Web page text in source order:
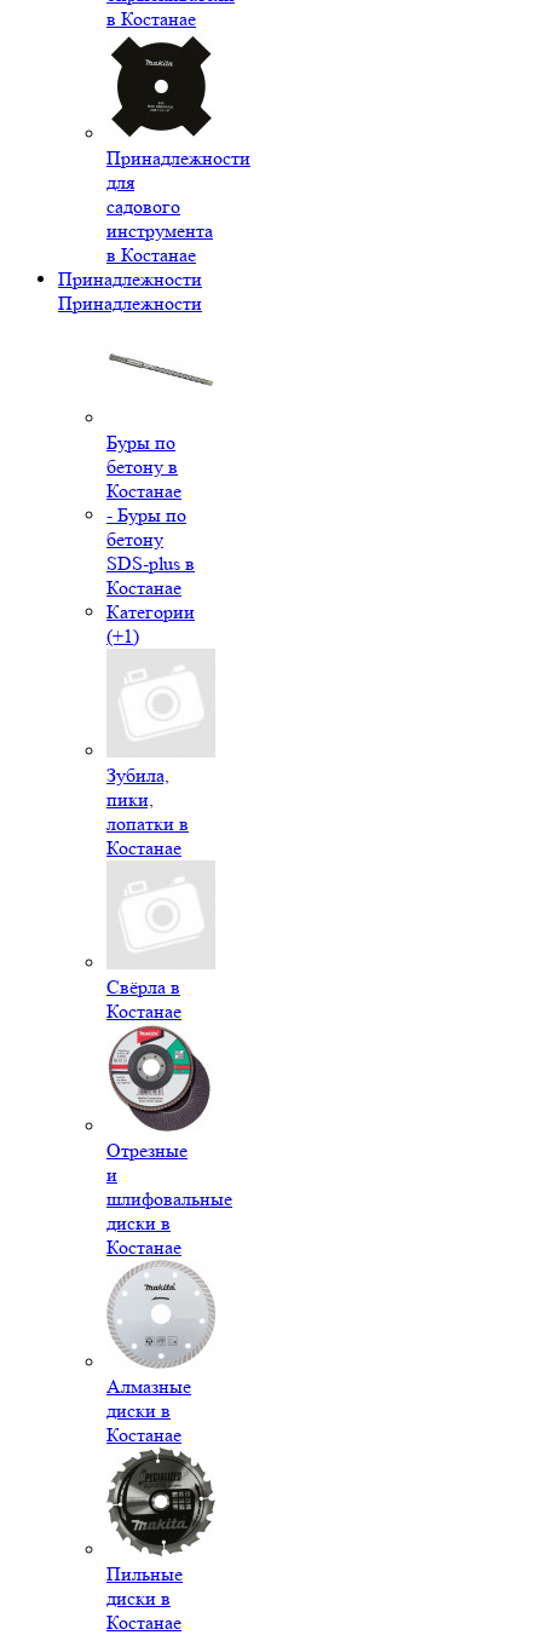
в Костанае
Принадлежности
для
садового
инструмента
в Костанае
Принадлежности
Принадлежности
Буры по
бетону в
Костанае
- Буры по
бетону
SDS-plus в
Костанае
Категории
(+1)
Зубила,
пики,
лопатки в
Костанае
Свёрла в
Костанае
Отрезные
и
шлифовальные
диски в
Костанае
Алмазные
диски в
Костанае
Пильные
диски в
Костанае